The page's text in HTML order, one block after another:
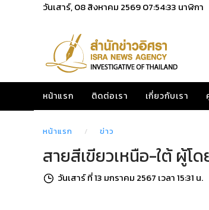
วันเสาร์, 08 สิงหาคม 256907:54:34 นาฬิกา
หน้าแรก ติดต่อเรา เกี่ยวกับเรา
หน้าแรก ข่าว
สายสีเขียวเหนือ-ใต้ ผู้โ
วันเสาร์ ที่ 13 มกราคม 2567 เวลา 15:31 น.